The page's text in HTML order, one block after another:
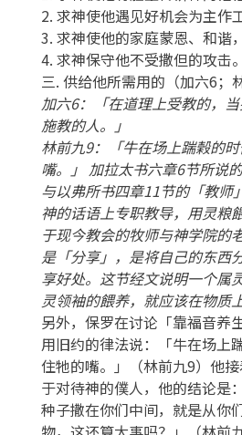
2. 求神使他遇见好机会为主作工
3. 求神使他的家庭蒙恩、和谐
4. 求神保守他不受撒但的攻击。
三. 供给他所需用的（加六6；
加六6：「在道理上受教的，
施教的人。」
林前九9：「牛在场上踹榖的
嘴。」 加拉太书六章6节所说
与以弗所书四章11节的「教师
神的话语上专职教导，用灵粮
于现今教会的牧师与神学院的
是「分享」，是将自己的东西
享好处。这节经文说明一个属
灵领袖的餵养，就应该在物质
另外，保罗在讨论「靠福音养
用旧约的律法说：「牛在场上
住牠的嘴。」（林前九9）他
于对待神的僕人，他的结论是
种子撒在你们中间，就是从你